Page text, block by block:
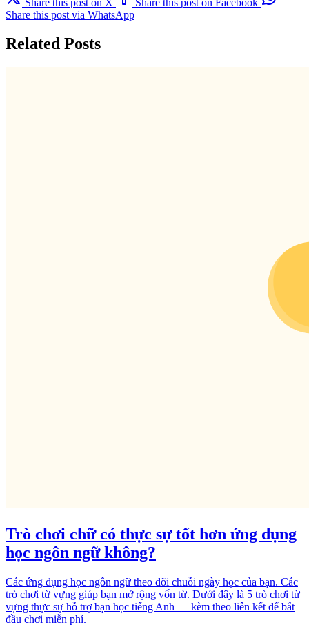
Share this post via WhatsApp
Related Posts
Trò chơi chữ có thực sự tốt hơn ứng dụng
học ngôn ngữ không?
Các ứng dụng học ngôn ngữ theo dõi chuỗi ngày học của bạn. Các
trò chơi từ vựng giúp bạn mở rộng vốn từ. Dưới đây là 5 trò chơi từ
vựng thực sự hỗ trợ bạn học tiếng Anh — kèm theo liên kết để bắt
đầu chơi miễn phí.